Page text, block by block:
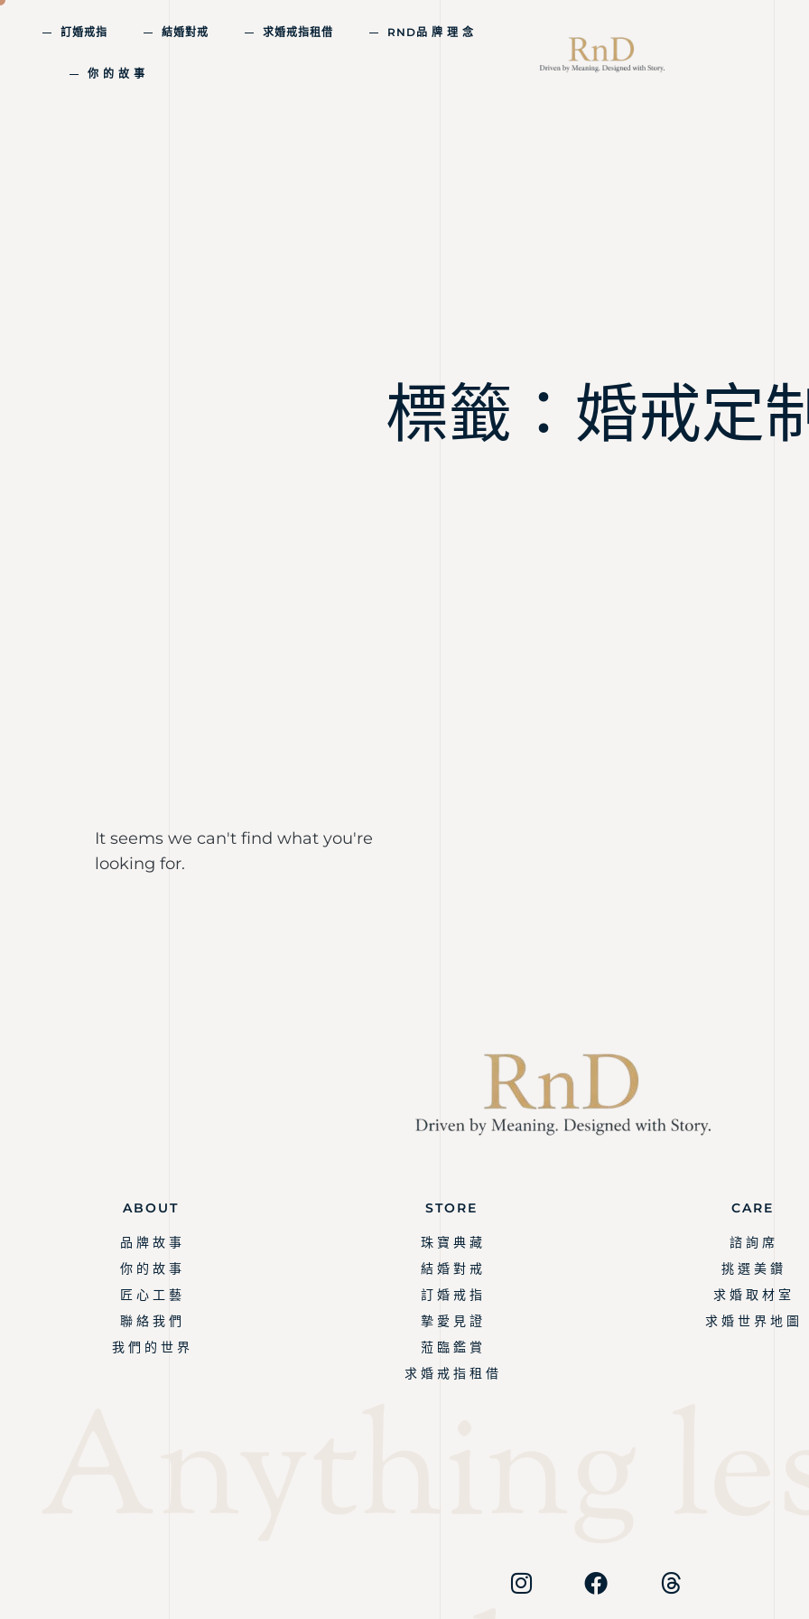
訂婚戒指 結婚對戒 求婚戒指租借 RND品 牌 理 念
你 的 故 事
標籤：婚戒定
It seems we can't find what you're
looking for.
ABOUT
品 牌 故 事
你 的 故 事
匠 心 工 藝
聯 絡 我 們
我 們 的 世 界
STORE
珠 寶 典 藏
結 婚 對 戒
訂 婚 戒 指
摯 愛 見 證
蒞 臨 鑑 賞
求 婚 戒 指 租 借
CARE
諮 詢 席
挑 選 美 鑽
求 婚 取 材 室
求 婚 世 界 地 圖